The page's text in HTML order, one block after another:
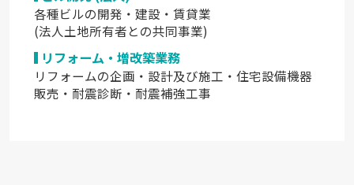
各種ビルの開発・建設・賃貸業
(法人土地所有者との共同事業)
リフォーム・増改築業務
リフォームの企画・設計及び施工・住宅設備機器
販売・耐震診断・耐震補強工事